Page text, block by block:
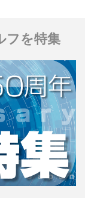
年1月号よ
フを特集